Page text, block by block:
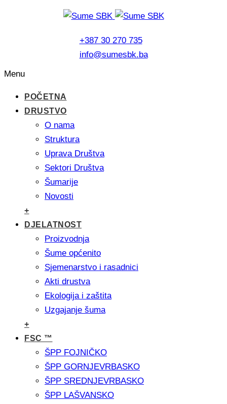
+387 30 270 735
info@sumesbk.ba
Menu
POČETNA
DRUSTVO
O nama
Struktura
Uprava Društva
Sektori Društva
Šumarije
Novosti
+
DJELATNOST
Proizvodnja
Šume općenito
Sjemenarstvo i rasadnici
Akti drustva
Ekologija i zaštita
Uzgajanje šuma
+
FSC ™
ŠPP FOJNIČKO
ŠPP GORNJEVRBASKO
ŠPP SREDNJEVRBASKO
ŠPP LAŠVANSKO